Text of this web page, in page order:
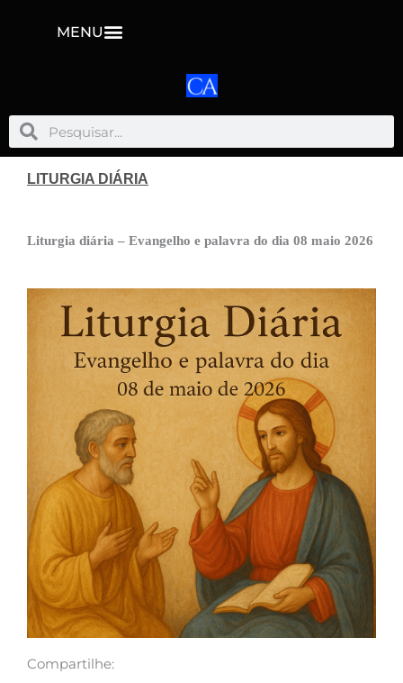
MENU
PesquisarPesquisar
LITURGIA DIÁRIA
Liturgia diária – Evangelho e palavra do dia 08 maio 2026
Compartilhe: